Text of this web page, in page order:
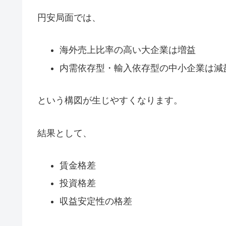
円安局面では、
海外売上比率の高い大企業は増益
内需依存型・輸入依存型の中小企業は減
という構図が生じやすくなります。
結果として、
賃金格差
投資格差
収益安定性の格差